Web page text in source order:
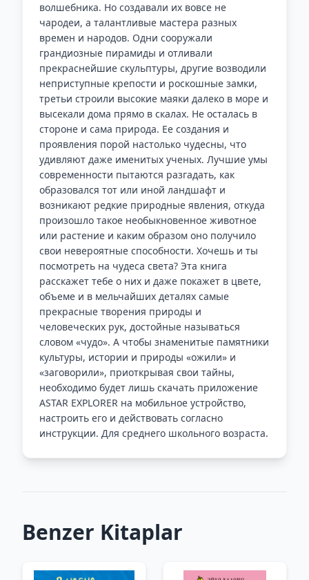
волшебника. Но создавали их вовсе не
чародеи, а талантливые мастера разных
времен и народов. Одни сооружали
грандиозные пирамиды и отливали
прекраснейшие скульптуры, другие возводили
неприступные крепости и роскошные замки,
третьи строили высокие маяки далеко в море и
высекали дома прямо в скалах. Не осталась в
стороне и сама природа. Ее создания и
проявления порой настолько чудесны, что
удивляют даже именитых ученых. Лучшие умы
современности пытаются разгадать, как
образовался тот или иной ландшафт и
возникают редкие природные явления, откуда
произошло такое необыкновенное животное
или растение и каким образом оно получило
свои невероятные способности. Хочешь и ты
посмотреть на чудеса света? Эта книга
расскажет тебе о них и даже покажет в цвете,
объеме и в мельчайших деталях самые
прекрасные творения природы и
человеческих рук, достойные называться
словом «чудо». А чтобы знаменитые памятники
культуры, истории и природы «ожили» и
«заговорили», приоткрывая свои тайны,
необходимо будет лишь скачать приложение
ASTAR EXPLORER на мобильное устройство,
настроить его и действовать согласно
инструкции. Для среднего школьного возраста.
Benzer Kitaplar